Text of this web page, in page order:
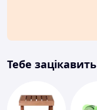
Тебе зацікавить